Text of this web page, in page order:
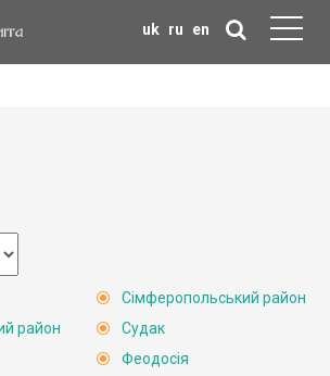
uk ru en
район
Сімферопольський район
Судак
Феодосія